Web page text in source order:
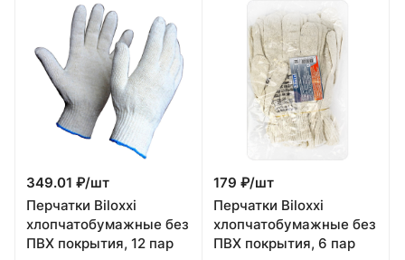
349.01 ₽/шт
Перчатки Biloxxi
хлопчатобумажные без
ПВХ покрытия, 12 пар
179 ₽/шт
Перчатки Biloxxi
хлопчатобумажные без
ПВХ покрытия, 6 пар